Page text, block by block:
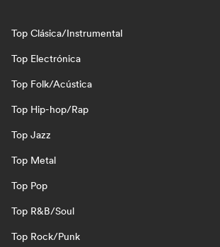
Top Clásica/Instrumental
Top Electrónica
Top Folk/Acústica
Top Hip-hop/Rap
Top Jazz
Top Metal
Top Pop
Top R&B/Soul
Top Rock/Punk